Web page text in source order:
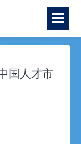
国人才市